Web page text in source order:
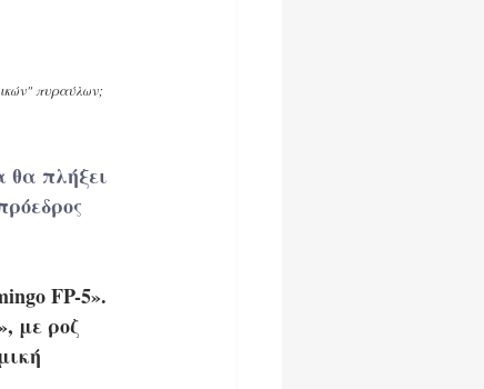
πυραύλων;
θα πλήξει
FP-5».
με ροζ